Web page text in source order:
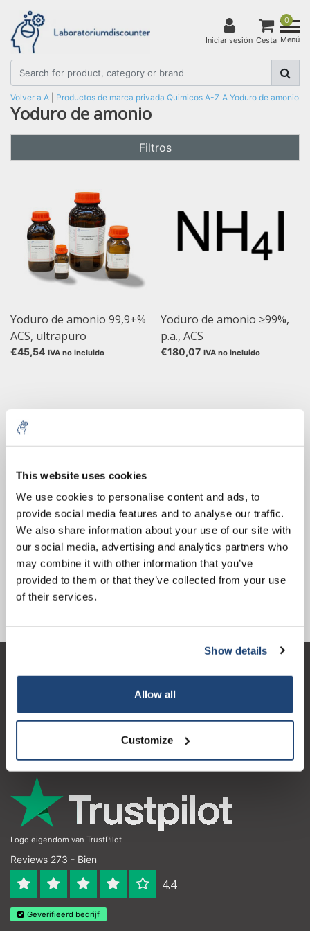
This website uses cookies
We use cookies to personalise content and ads, to
provide social media features and to analyse our traffic.
We also share information about your use of our site with
our social media, advertising and analytics partners who
may combine it with other information that you’ve
provided to them or that they’ve collected from your use
of their services.
Show details
Allow all
Customize
Iniciar sesión
0
Cesta Menú
Volver a A Productos de marca privada Quimicos A-Z A Yoduro de amonio
Yoduro de amonio
Filtros
Yoduro de amonio 99,9+%
ACS, ultrapuro
€45,54 IVA no incluido
Yoduro de amonio ≥99%,
p.a., ACS
€180,07 IVA no incluido
El yoduro de amonio es la sal de amonio del yoduro de
hidrógeno.
El yoduro de amonio forma cristales cúbicos blancos que son
fácilmente y se vuelve amarillo a marrón en el aire debido a la
oxidación del ión yoduro a yodo I2. La conexión se realiza en
tres estructuras cristalinas, donde la forma de baja temperatura
tiene una estructura cristalina tetragonal con el grupo espacial
P4 / nmm.
El yoduro de amonio se utiliza en la industria fototécnica y en la
medicina.
Atención al cliente
Detalles de contacto
Logo eigendom van TrustPilot
Reviews 273 - Bien
4.4
Geverifieerd bedrijf
5% off for your next order
Sign up for our newsletter to stay informed about
our new products, and receive a 10% discount on
your next purchase for all chemical products from
our own brand 😀
Your discount applies to orders above €50,00